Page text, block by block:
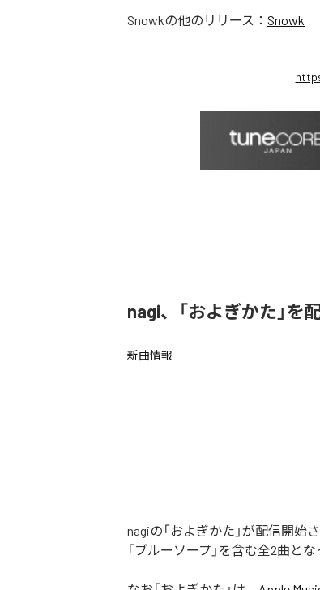
Snowkの他のリリース： Snowk
nagi、「およぎかた」を
新曲情報
nagiの「およぎかた」が配信開始
「ブルーソープ」を含む全2曲とな